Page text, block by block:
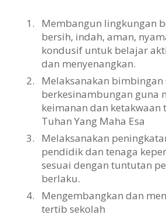
1.
Membangun lingkungan
bersih, indah, aman,
kondusif untuk belajar
dan menyenangkan.
2.
Melaksanakan bimbingan
berkesinambungan guna
keimanan dan ketakwaan
Tuhan Yang Maha Esa
3.
Melaksanakan
pendidik dan tenaga
sesuai dengan tuntutan
berlaku.
4.
Mengembangkan dan
tertib sekolah